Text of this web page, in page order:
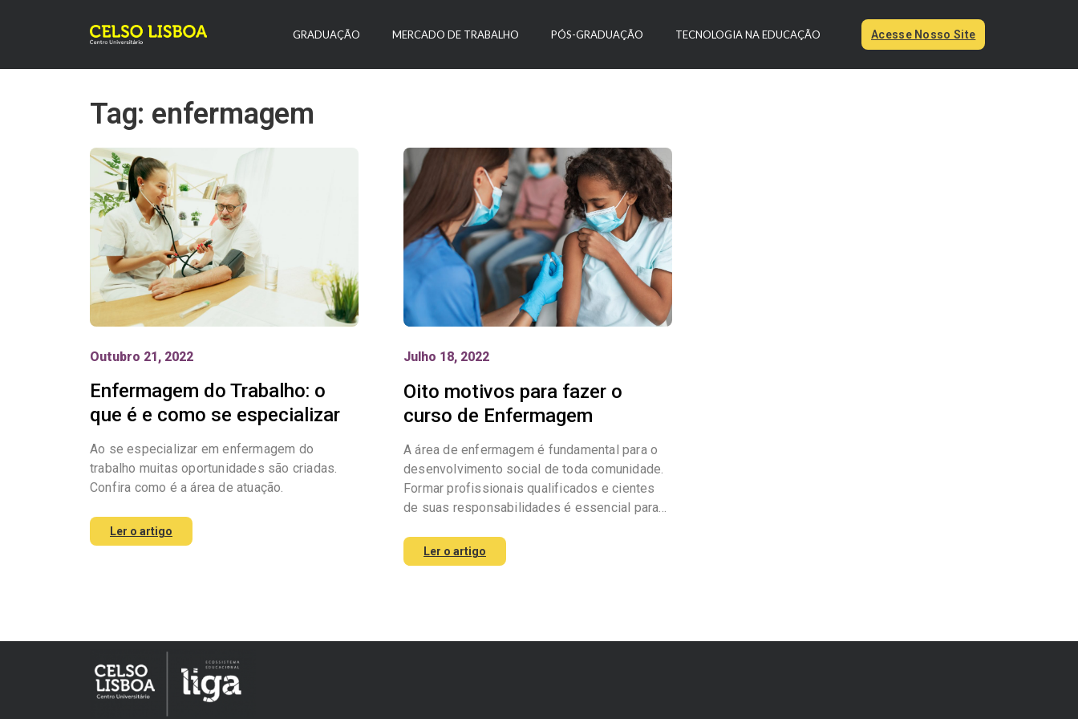
GRADUAÇÃO MERCADO DE TRABALHO PÓS-GRADUAÇÃO TECNOLOGIA NA EDUCAÇÃO Acesse Nosso Site
Tag: enfermagem
Outubro 21, 2022
Enfermagem do Trabalho: o
que é e como se especializar
Ao se especializar em enfermagem do
trabalho muitas oportunidades são criadas.
Confira como é a área de atuação.
Ler o artigo
Julho 18, 2022
Oito motivos para fazer o
curso de Enfermagem
A área de enfermagem é fundamental para o
desenvolvimento social de toda comunidade.
Formar profissionais qualificados e cientes
de suas responsabilidades é essencial para…
Ler o artigo